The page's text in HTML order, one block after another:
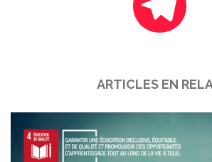
ARTICLES EN